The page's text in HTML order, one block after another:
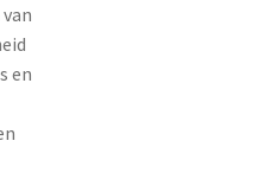
en